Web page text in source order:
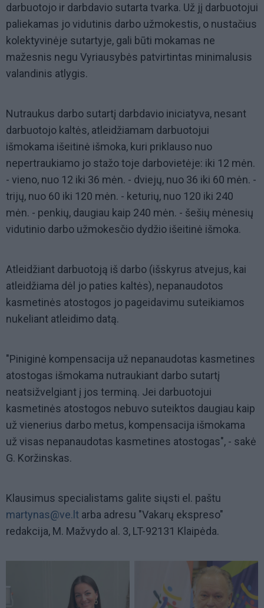
darbuotojo ir darbdavio sutarta tvarka. Už jį darbuotojui
paliekamas jo vidutinis darbo užmokestis, o nustačius
kolektyvinėje sutartyje, gali būti mokamas ne
mažesnis negu Vyriausybės patvirtintas minimalusis
valandinis atlygis.
Nutraukus darbo sutartį darbdavio iniciatyva, nesant
darbuotojo kaltės, atleidžiamam darbuotojui
išmokama išeitinė išmoka, kuri priklauso nuo
nepertraukiamo jo stažo toje darbovietėje: iki 12 mėn.
- vieno, nuo 12 iki 36 mėn. - dviejų, nuo 36 iki 60 mėn. -
trijų, nuo 60 iki 120 mėn. - keturių, nuo 120 iki 240
mėn. - penkių, daugiau kaip 240 mėn. - šešių mėnesių
vidutinio darbo užmokesčio dydžio išeitinė išmoka.
Atleidžiant darbuotoją iš darbo (išskyrus atvejus, kai
atleidžiama dėl jo paties kaltės), nepanaudotos
kasmetinės atostogos jo pageidavimu suteikiamos
nukeliant atleidimo datą.
"Piniginė kompensacija už nepanaudotas kasmetines
atostogas išmokama nutraukiant darbo sutartį
neatsižvelgiant į jos terminą. Jei darbuotojui
kasmetinės atostogos nebuvo suteiktos daugiau kaip
už vienerius darbo metus, kompensacija išmokama
už visas nepanaudotas kasmetines atostogas", - sakė
G. Koržinskas.
Klausimus specialistams galite siųsti el. paštu
martynas@ve.lt arba adresu "Vakarų ekspreso"
redakcija, M. Mažvydo al. 3, LT-92131 Klaipėda.